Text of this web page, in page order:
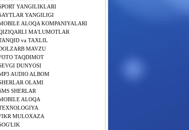
YANGILIKLARI
YANGILIGI
ALOQA KOMPANIYALARI
MA'LUMOTLAR
va TAXLIL
MAVZU
TAQDIMOT
DUNYOSI
AUDIO ALBOM
OLAMI
SHERLAR
ALOQA
MULOXAZA